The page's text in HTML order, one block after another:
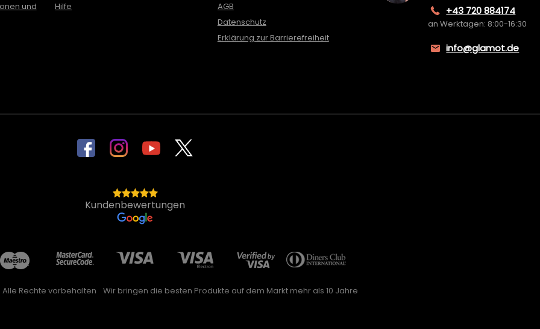
und
Hilfe
AGB
Datenschutz
Erklärung zur Barrierefreiheit
+43 720 884174
an Werktagen: 8:00-16:30
info@glamot.de
Kundenbewertungen
Alle Rechte vorbehalten Wir bringen die besten Produkte auf dem Markt mehr als 10 Jahre